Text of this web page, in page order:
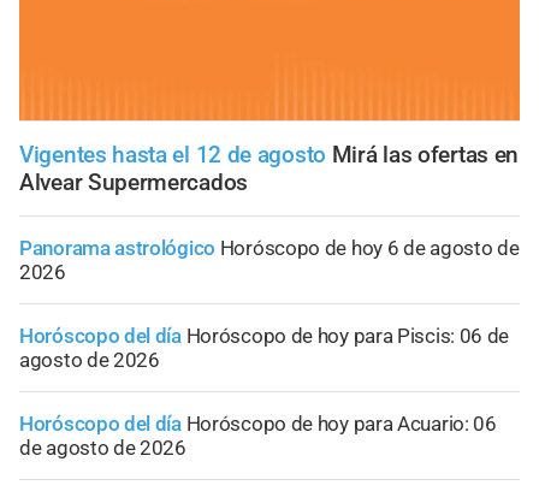
Vigentes hasta el 12 de agosto Mirá las ofertas en
Alvear Supermercados
Panorama astrológico Horóscopo de hoy 6 de agosto de
2026
Horóscopo del día Horóscopo de hoy para Piscis: 06 de
agosto de 2026
Horóscopo del día Horóscopo de hoy para Acuario: 06
de agosto de 2026